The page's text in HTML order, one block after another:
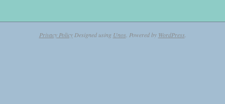
04-
Privacy PolicyDesigned using Unos . Powered by WordPress